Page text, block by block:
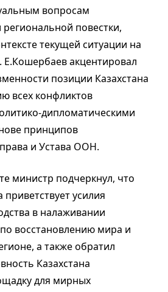
вопросам
повестки,
текущей ситуации на
Е.Кошербаев акцентировал
позиции Казахстана
всех конфликтов
дипломатическими
принципов
и Устава ООН.
министр подчеркнул, что
приветствует усилия
в налаживании
восстановлению мира и
а также обратил
Казахстана
для мирных